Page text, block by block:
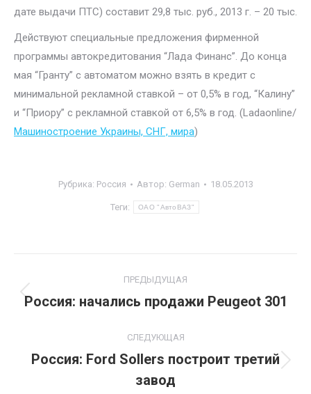
дате выдачи ПТС) составит 29,8 тыс. руб., 2013 г. – 20 тыс.
Действуют специальные предложения фирменной
программы автокредитования “Лада Финанс”. До конца
мая “Гранту” с автоматом можно взять в кредит с
минимальной рекламной ставкой – от 0,5% в год, “Калину”
и “Приору” с рекламной ставкой от 6,5% в год. (Ladaonline/
Машиностроение Украины, СНГ, мира)
Рубрика: Россия Автор: German 18.05.2013
Теги: ОАО "АвтоВАЗ"
по
ПРЕДЫДУЩАЯ
Предыдущая
Россия: начались продажи Peugeot 301
СЛЕДУЮЩАЯ
Следующая
запись:
Россия: Ford Sollers построит третий
завод